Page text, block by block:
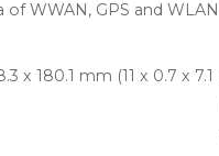
of WWAN, GPS and WLAN
x 180.1 mm (11 x 0.7 x 7.1